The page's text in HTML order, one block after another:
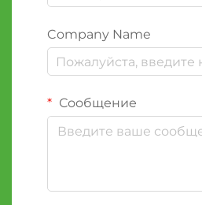
Company Name
Сообщение